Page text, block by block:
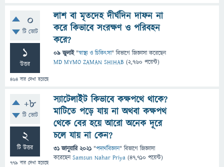
0
টি ভোট
1
উত্তর
464 বার দেখা হয়েছে
লাশ বা মৃতদেহ দীর্ঘদিন দাফন না
করে কিভাবে সংরক্ষণ ও পরিবহন
করে?
09 জুলাই "স্বাস্থ্য ও চিকিৎসা" বিভাগে জিজ্ঞাসাকরেছেন
MD MYMO ZAMAN SHIHAB (2,760 পয়েন্ট)
+8
টি ভোট
2
টি উত্তর
779 বার দেখা হয়েছে
স্যাটেলাইট কিভাবে কক্ষপথে থাকে?
মাটিতে পড়ে যায় না অথবা কক্ষপথ
থেকে বের হয়ে আরো অনেক দূরে
চলে যায় না কেন?
31 জানুয়ারি 2021 "পদার্থবিজ্ঞান" বিভাগে জিজ্ঞাসা
করেছেনSamsun Nahar Priya (47,710 পয়েন্ট)